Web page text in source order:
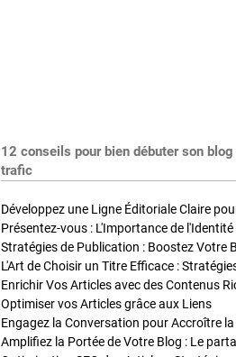
12 conseils pour bien débuter son
trafic
Développez une Ligne Éditoriale Claire
Présentez-vous : L'Importance de
L'Art de Choisir un Titre Efficace :
Optimiser vos Articles grâce aux Liens
Engagez la Conversation pour Accroître
Amplifiez la Portée de Votre Blog : Le